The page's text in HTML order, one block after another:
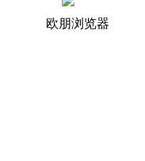
欧朋浏览器